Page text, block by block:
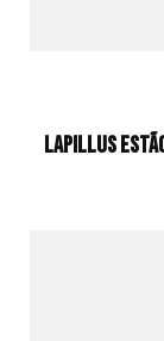
Lapillus estão